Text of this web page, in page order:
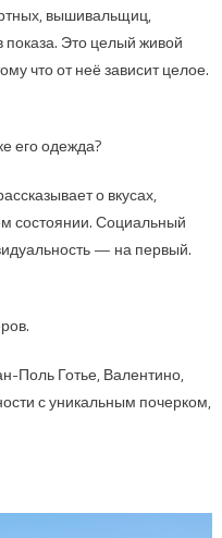
вышивальщиц,
показа. Это целый живой
что от неё зависит целое.
его одежда?
о вкусах,
состоянии. Социальный
— на первый.
Поль Готье, Валентино,
с уникальным почерком,